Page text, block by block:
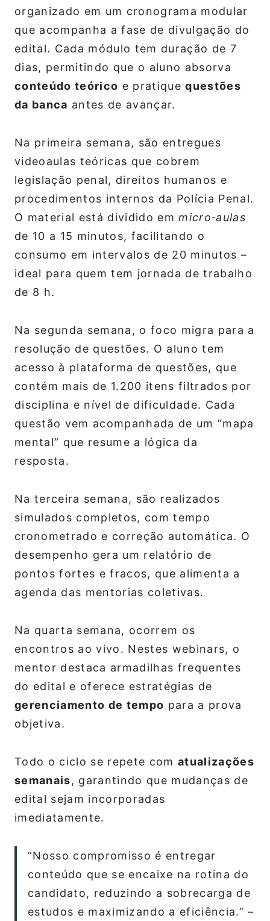
organizado em um cronograma modular
que acompanha a fase de divulgação do
edital. Cada módulo tem duração de 7
dias, permitindo que o aluno absorva
conteúdo teórico e pratiquequestões
da banca antes de avançar.
Na primeira semana, são entregues
videoaulas teóricas que cobrem
legislação penal, direitos humanos e
procedimentos internos da Polícia Penal.
O material está dividido emmicro‑aulas
de 10 a 15 minutos, facilitando o
consumo em intervalos de 20 minutos –
ideal para quem tem jornada de trabalho
de 8 h.
Na segunda semana, o foco migra para a
resolução de questões. O aluno tem
acesso à plataforma de questões, que
contém mais de 1.200 itens filtrados por
disciplina e nível de dificuldade. Cada
questão vem acompanhada de um “mapa
mental” que resume a lógica da
resposta.
Na terceira semana, são realizados
simulados completos, com tempo
cronometrado e correção automática. O
desempenho gera um relatório de
pontos fortes e fracos, que alimenta a
agenda das mentorias coletivas.
Na quarta semana, ocorrem os
encontros ao vivo. Nestes webinars, o
mentor destaca armadilhas frequentes
do edital e oferece estratégias de
gerenciamento de tempo para a prova
objetiva.
Todo o ciclo se repete com atualizações
semanais, garantindo que mudanças de
edital sejam incorporadas
imediatamente.
“Nosso compromisso é entregar
conteúdo que se encaixe na rotina do
candidato, reduzindo a sobrecarga de
estudos e maximizando a eficiência.” –